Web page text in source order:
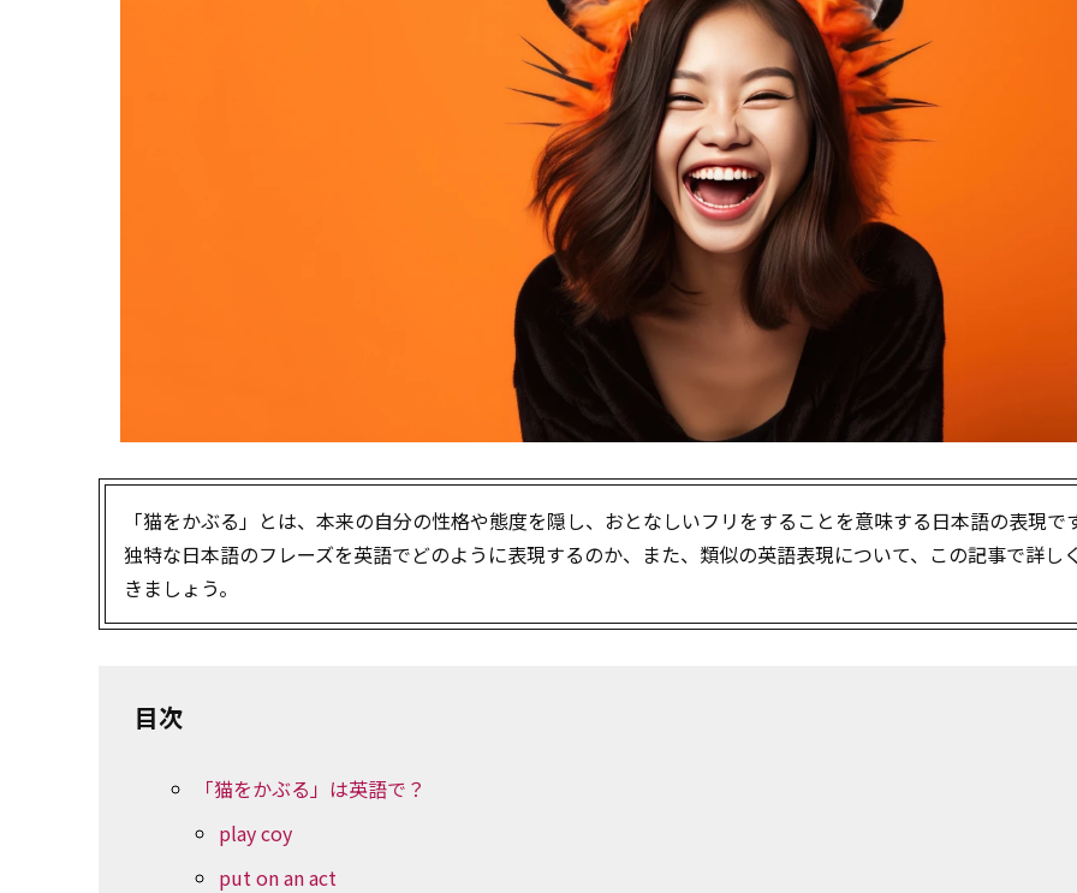
「猫をかぶる」とは、本来の自分の性格や態度を隠し、おとなしいフリをすることを意味する日本語の表現で
独特な日本語のフレーズを英語でどのように表現するのか、また、類似の英語表現について、この記事で詳し
きましょう。
目次
「猫をかぶる」は英語で？
play coy
put on an act